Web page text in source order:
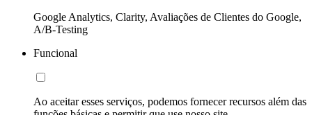
Google Analytics, Clarity, Avaliações de Clientes do Google,
A/B-Testing
Funcional
Ao aceitar esses serviços, podemos fornecer recursos além das